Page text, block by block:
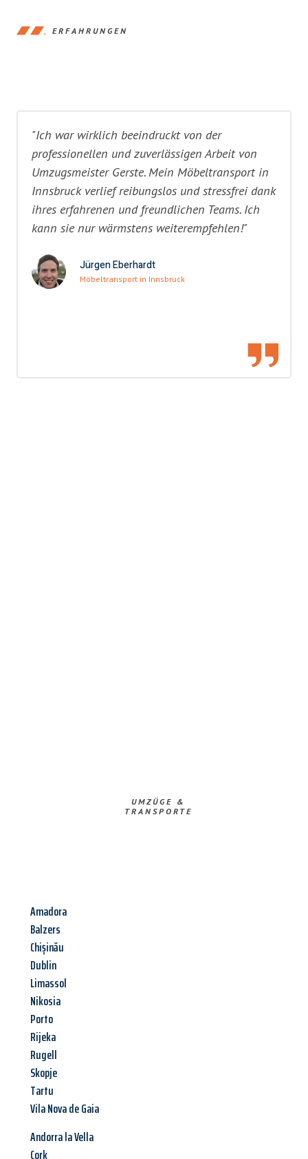
ERFAHRUNGEN
"Ich war wirklich beeindruckt von der
professionellen und zuverlässigen Arbeit von
Umzugsmeister Gerste. Mein Möbeltransport in
Innsbruck verlief reibungslos und stressfrei dank
ihres erfahrenen und freundlichen Teams. Ich
kann sie nur wärmstens weiterempfehlen!"
Jürgen Eberhardt
Möbeltransport in Innsbruck
UMZÜGE &
TRANSPORTE
Amadora
Balzers
Chișinău
Dublin
Limassol
Nikosia
Porto
Rijeka
Rugell
Skopje
Tartu
Vila Nova de Gaia
Andorra la Vella
Cork